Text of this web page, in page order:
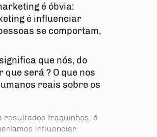
é óbvia:
é influenciar
se comportam,
que nós, do
será ? O que nos
reais sobre os
resultados fraquinhos, é
influenciar.